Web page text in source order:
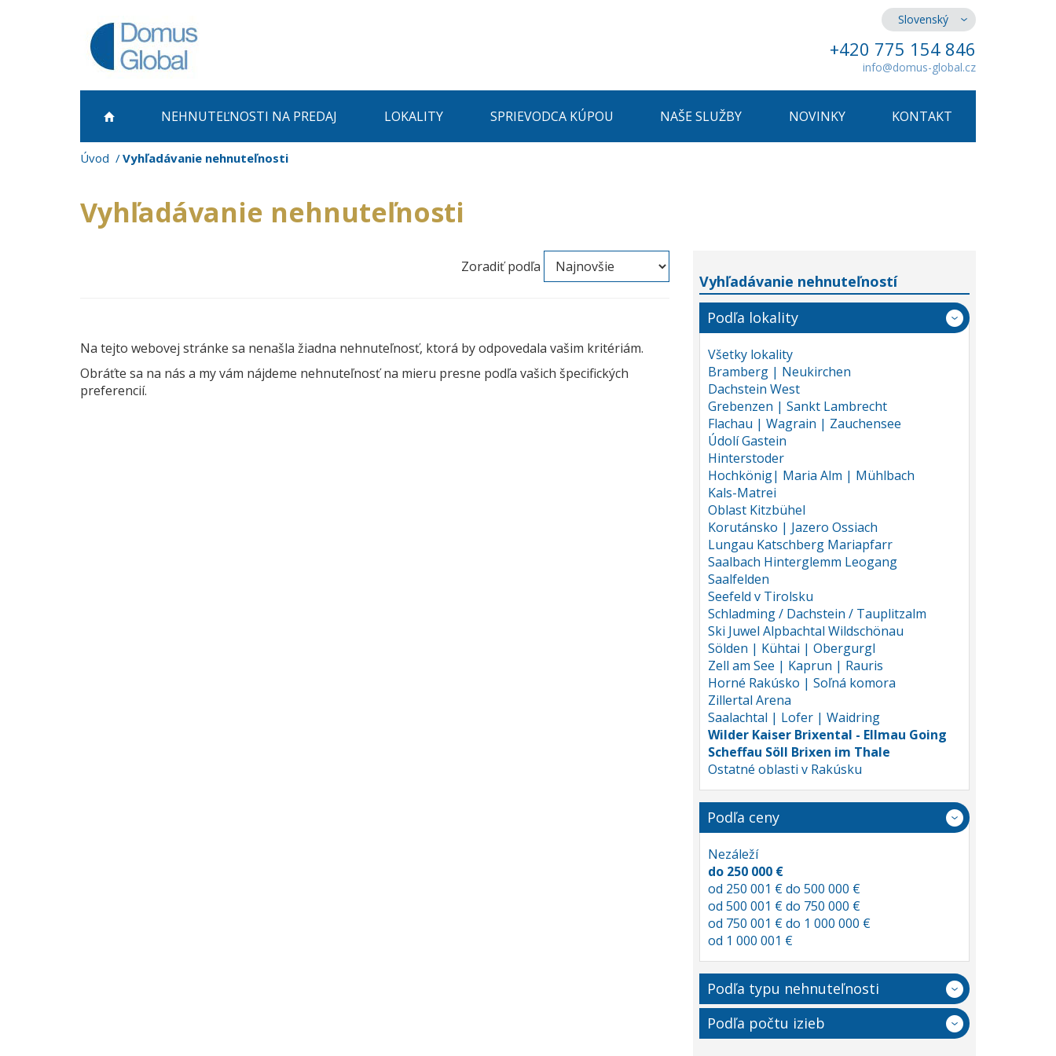
Slovenský
+420 775 154 846
info@domus-global.cz
NEHNUTEĽNOSTI NA PREDAJ LOKALITY SPRIEVODCA KÚPOU NAŠE SLUŽBY NOVINKY KONTAKT
Úvod Vyhľadávanie nehnuteľnosti
Vyhľadávanie nehnuteľnosti
Zoradiť podľa
Na tejto webovej stránke sa nenašla žiadna nehnuteľnosť, ktorá by odpovedala vašim kritériám.
Obráťte sa na nás a my vám nájdeme nehnuteľnosť na mieru presne podľa vašich špecifických
preferencií.
Vyhľadávanie nehnuteľností
Podľa lokality
Všetky lokality
Bramberg | Neukirchen
Dachstein West
Grebenzen | Sankt Lambrecht
Flachau | Wagrain | Zauchensee
Údolí Gastein
Hinterstoder
Hochkönig| Maria Alm | Mühlbach
Kals-Matrei
Oblast Kitzbühel
Korutánsko | Jazero Ossiach
Lungau Katschberg Mariapfarr
Saalbach Hinterglemm Leogang
Saalfelden
Seefeld v Tirolsku
Schladming / Dachstein / Tauplitzalm
Ski Juwel Alpbachtal Wildschönau
Sölden | Kühtai | Obergurgl
Zell am See | Kaprun | Rauris
Horné Rakúsko | Soľná komora
Zillertal Arena
Saalachtal | Lofer | Waidring
Wilder Kaiser Brixental - Ellmau Going
Scheffau Söll Brixen im Thale
Ostatné oblasti v Rakúsku
Podľa ceny
Nezáleží
do 250 000 €
od 250 001 € do 500 000 €
od 500 001 € do 750 000 €
od 750 001 € do 1 000 000 €
od 1 000 001 €
Podľa typu nehnuteľnosti
Podľa počtu izieb